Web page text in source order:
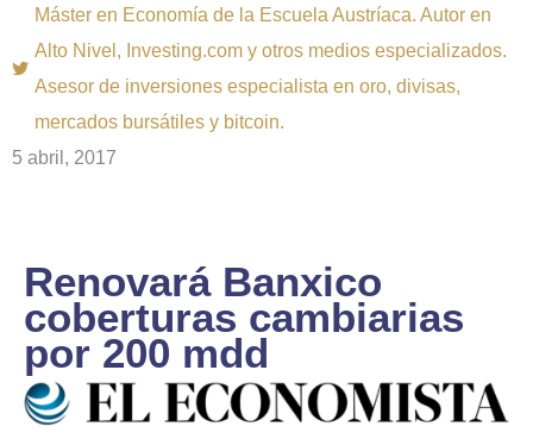
Máster en Economía de la Escuela Austríaca. Autor en
Alto Nivel, Investing.com y otros medios especializados.
Asesor de inversiones especialista en oro, divisas,
mercados bursátiles y bitcoin.
5 abril, 2017
Renovará Banxico
coberturas cambiarias
por 200 mdd